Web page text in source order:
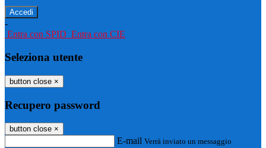
-
Entra con SPID Entra con CIE
Seleziona utente
button close ×
Recupero password
button close ×
E-mail Verrà inviato un messaggio